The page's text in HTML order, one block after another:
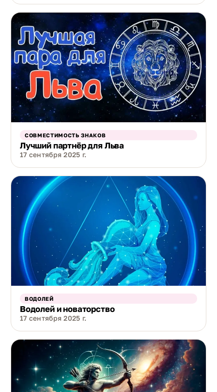
СОВМЕСТИМОСТЬ ЗНАКОВ
Лучший партнёр для Льва
17 сентября 2025 г.
ВОДОЛЕЙ
Водолей и новаторство
17 сентября 2025 г.